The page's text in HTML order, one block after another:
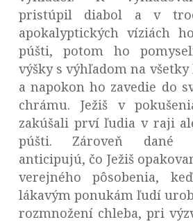
pristúpil diabol a v
apokalyptických víziách
púšti, potom ho
výšky s výhľadom na
a napokon ho zavedie do
chrámu. Ježiš v
zakúšali prví ľudia v raji
púšti. Zároveň dané
anticipujú, čo Ježiš
verejného pôsobenia,
lákavým ponukám ľudí
rozmnožení chleba, pri